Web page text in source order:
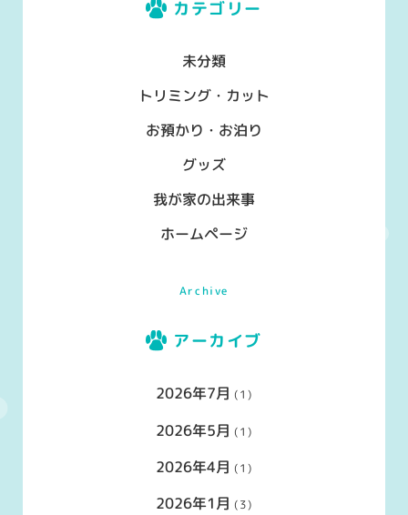
カテゴリー
未分類
トリミング・カット
お預かり・お泊り
グッズ
我が家の出来事
ホームページ
Archive
アーカイブ
2026年7月 (1)
2026年5月 (1)
2026年4月 (1)
2026年1月 (3)